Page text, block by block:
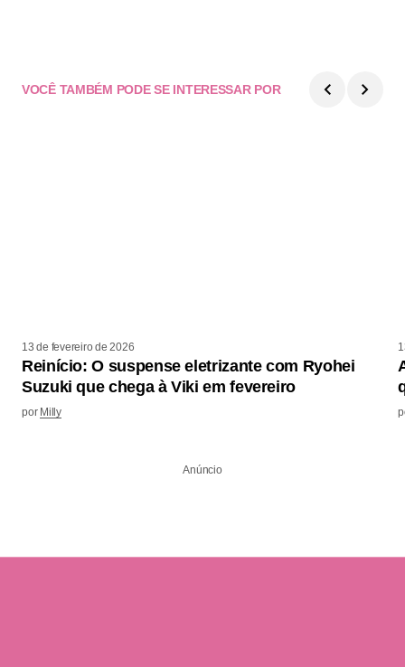
VOCÊ TAMBÉM PODE SE INTERESSAR POR
13 de fevereiro de 2026
Reinício: O suspense eletrizante com Ryohei
Suzuki que chega à Viki em fevereiro
por Milly
Anúncio